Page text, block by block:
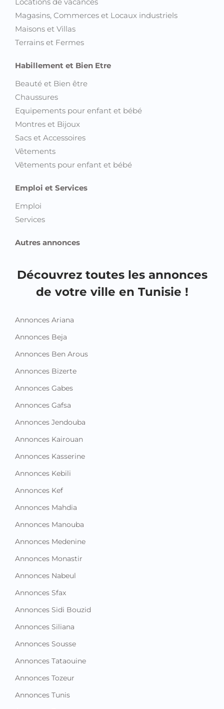
Magasins, Commerces et Locaux industriels
Maisons et Villas
Terrains et Fermes
Habillement et Bien Etre
Beauté et Bien être
Chaussures
Equipements pour enfant et bébé
Montres et Bijoux
Sacs et Accessoires
Vêtements
Vêtements pour enfant et bébé
Emploi et Services
Emploi
Services
Autres annonces
Découvrez toutes les annonces
de votre ville en Tunisie !
Annonces Ariana
Annonces Beja
Annonces Ben Arous
Annonces Bizerte
Annonces Gabes
Annonces Gafsa
Annonces Jendouba
Annonces Kairouan
Annonces Kasserine
Annonces Kebili
Annonces Kef
Annonces Mahdia
Annonces Manouba
Annonces Medenine
Annonces Monastir
Annonces Nabeul
Annonces Sfax
Annonces Sidi Bouzid
Annonces Siliana
Annonces Sousse
Annonces Tataouine
Annonces Tozeur
Annonces Tunis